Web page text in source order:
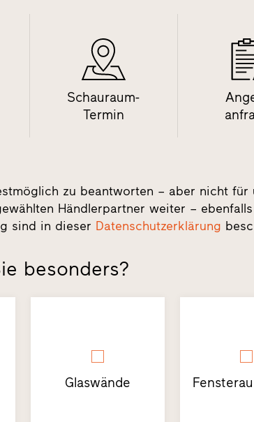
Schauraum-
Termin
zu beantworten – aber nicht für
Händlerpartner weiter –
sind in dieser Datenschutzerklärung
besonders?
Glaswände